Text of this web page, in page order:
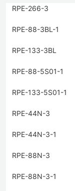
RPE-266-3
RPE-88-3BL-1
RPE-133-3BL
RPE-88-5S01-1
RPE-133-5S01-1
RPE-44N-3
RPE-44N-3-1
RPE-88N-3
RPE-88N-3-1